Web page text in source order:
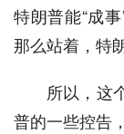
特朗普能“成
那么站着，特
所以，这
普的一些控告